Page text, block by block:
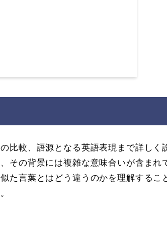
比較、語源となる英語表現まで詳しく
その背景には複雑な意味合いが含まれ
た言葉とはどう違うのかを理解するこ